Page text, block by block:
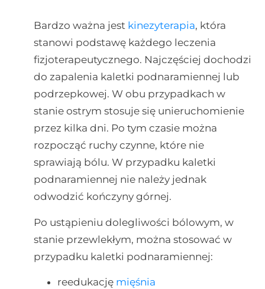
Bardzo ważna jest kinezyterapia, która
stanowi podstawę każdego leczenia
fizjoterapeutycznego. Najczęściej dochodzi
do zapalenia kaletki podnaramiennej lub
podrzepkowej. W obu przypadkach w
stanie ostrym stosuje się unieruchomienie
przez kilka dni. Po tym czasie można
rozpocząć ruchy czynne, które nie
sprawiają bólu. W przypadku kaletki
podnaramiennej nie należy jednak
odwodzić kończyny górnej.
Po ustąpieniu dolegliwości bólowym, w
stanie przewlekłym, można stosować w
przypadku kaletki podnaramiennej:
reedukację mięśnia